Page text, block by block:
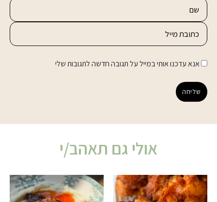
אנא עדכנו אותי במייל על תגובה חדשה לתגובות שלי
שליחה
אולי גם תאהב/י